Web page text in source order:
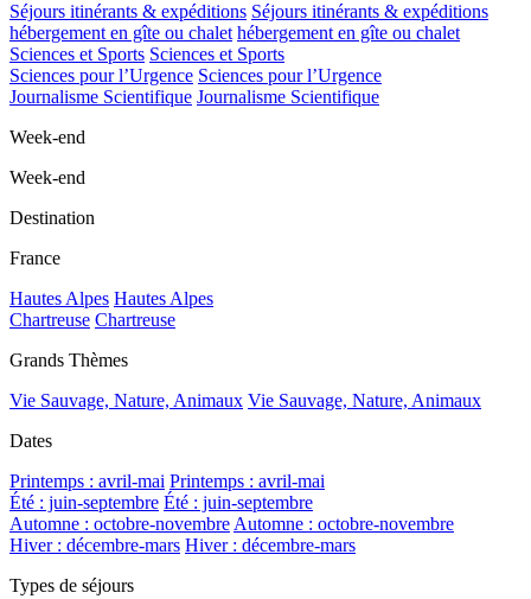
Séjours itinérants & expéditions Séjours itinérants & expéditions
hébergement en gîte ou chalet hébergement en gîte ou chalet
Sciences et Sports Sciences et Sports
Sciences pour l’Urgence Sciences pour l’Urgence
Journalisme Scientifique Journalisme Scientifique
Week-end
Week-end
Destination
France
Hautes Alpes Hautes Alpes
Chartreuse Chartreuse
Grands Thèmes
Vie Sauvage, Nature, Animaux Vie Sauvage, Nature, Animaux
Dates
Printemps : avril-mai Printemps : avril-mai
Été : juin-septembre Été : juin-septembre
Automne : octobre-novembre Automne : octobre-novembre
Hiver : décembre-mars Hiver : décembre-mars
Types de séjours